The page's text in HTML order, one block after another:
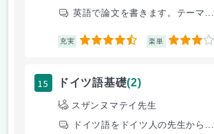
英語で論文を書きます。テーマ...
充実 4.5 楽単 3
15 ドイツ語基礎(2)
スザンヌマテイ先生
ドイツ語をドイツ人の先生から...